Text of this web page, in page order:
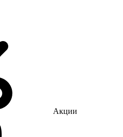
Акции